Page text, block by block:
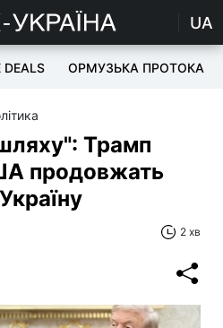
UA
DEALS ОРМУЗЬКА ПРОТОКА
Трамп
продовжать
2 хв